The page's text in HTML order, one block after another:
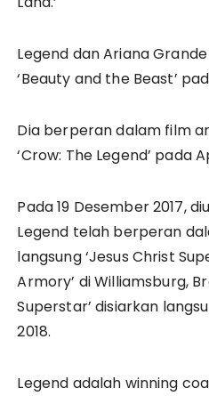
Legend dan Ariana
‘Beauty and the Beast’
Dia berperan dalam film
‘Crow: The Legend’ pada
Pada 19 Desember 2017,
Legend telah berperan
langsung ‘Jesus Christ
Armory’ di Williamsburg,
Superstar’ disiarkan
2018.
Legend adalah winning